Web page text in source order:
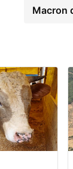
Macron